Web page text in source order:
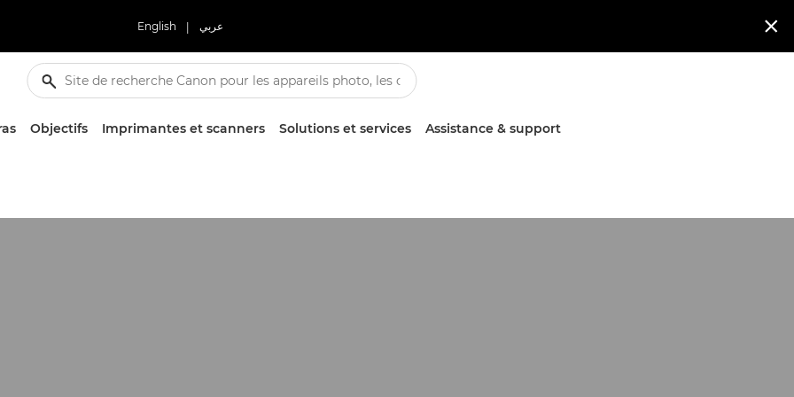
English | عربي 
Objectifs Imprimantes et scanners Solutions et services Assistance & support